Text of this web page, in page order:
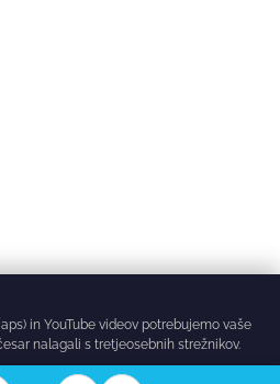
in YouTube videov potrebujemo vaše
nalagali s tretjeosebnih strežnikov.